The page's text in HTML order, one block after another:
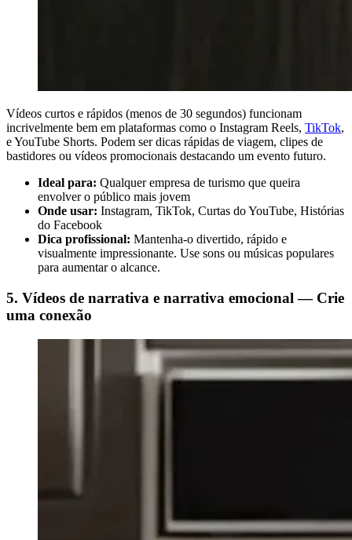
Vídeos curtos e rápidos (menos de 30 segundos) funcionam
incrivelmente bem em plataformas como o Instagram Reels, TikTok,
e YouTube Shorts. Podem ser dicas rápidas de viagem, clipes de
bastidores ou vídeos promocionais destacando um evento futuro.
Ideal para: Qualquer empresa de turismo que queira
envolver o público mais jovem
Onde usar: Instagram, TikTok, Curtas do YouTube, Histórias
do Facebook
Dica profissional: Mantenha-o divertido, rápido e
visualmente impressionante. Use sons ou músicas populares
para aumentar o alcance.
5. Vídeos de narrativa e narrativa emocional — Crie
uma conexão